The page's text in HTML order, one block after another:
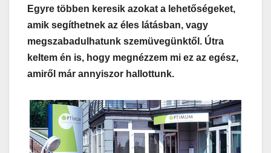
Egyre többen keresik azokat a lehetőségeket,
amik segíthetnek az éles látásban, vagy
megszabadulhatunk szemüvegünktől. Útra
keltem én is, hogy megnézzem mi ez az egész,
amiről már annyiszor hallottunk.